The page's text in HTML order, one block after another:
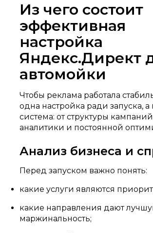
Из чего состоит
эффективная
настройка
Яндекс.Директ
автомойки
Чтобы реклама работала
одна настройка ради запуска,
система: от структуры
аналитики и постоянной
Анализ бизнеса и
Перед запуском важно понять:
какие услуги являются
какие направления дают
маржинальность;